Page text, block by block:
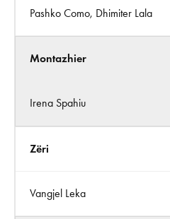
Pashko Como, Dhimiter Lala
Montazhier
Irena Spahiu
Zëri
Vangjel Leka